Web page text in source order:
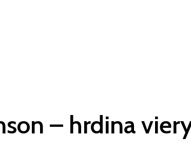
– hrdina